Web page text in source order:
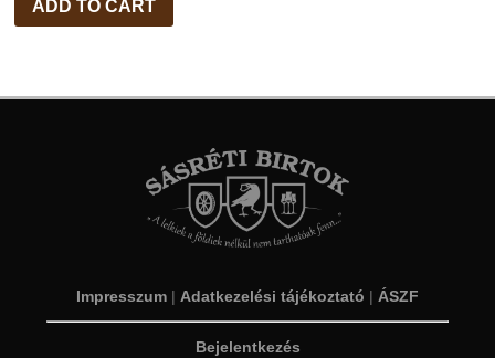
ADD TO CART
Impresszum | Adatkezelési tájékoztató | ÁSZF
Bejelentkezés